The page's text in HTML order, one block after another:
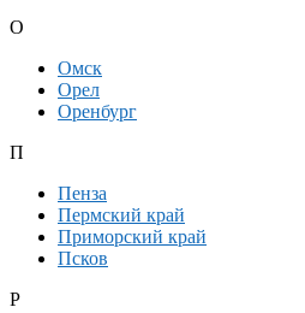
О
Омск
Орел
Оренбург
П
Пенза
Пермский край
Приморский край
Псков
Р